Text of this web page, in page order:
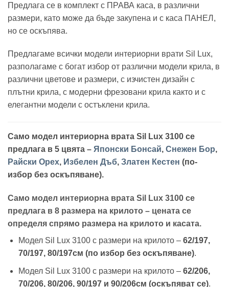
Предлага се в комплект с ПРАВА каса, в различни
размери, като може да бъде закупена и с каса ПАНЕЛ,
но се оскъпява.
Предлагаме всички модели интериорни врати Sil Lux,
разполагаме с богат избор от различни модели крила, в
различни цветове и размери, с изчистен дизайн с
плътни крила, с модерни фрезовани крила както и с
елегантни модели с остъклени крила.
Само модел интериорна врата Sil Lux 3100 се
предлага в 5 цвята – Японски Бонсай, Снежен Бор,
Райски Орех, Избелен Дъб, Златен Кестен (по-
избор без оскъпяване).
Само модел интериорна врата Sil Lux 3100 се
предлага в 8 размера на крилото – цената се
определя спрямо размера на крилото и касата.
Модел Sil Lux 3100 с размери на крилото – 62/197,
70/197, 80/197см (по избор без оскъпяване).
Модел Sil Lux 3100 с размери на крилото – 62/206,
70/206, 80/206, 90/197 и 90/206см (оскъпяват се).